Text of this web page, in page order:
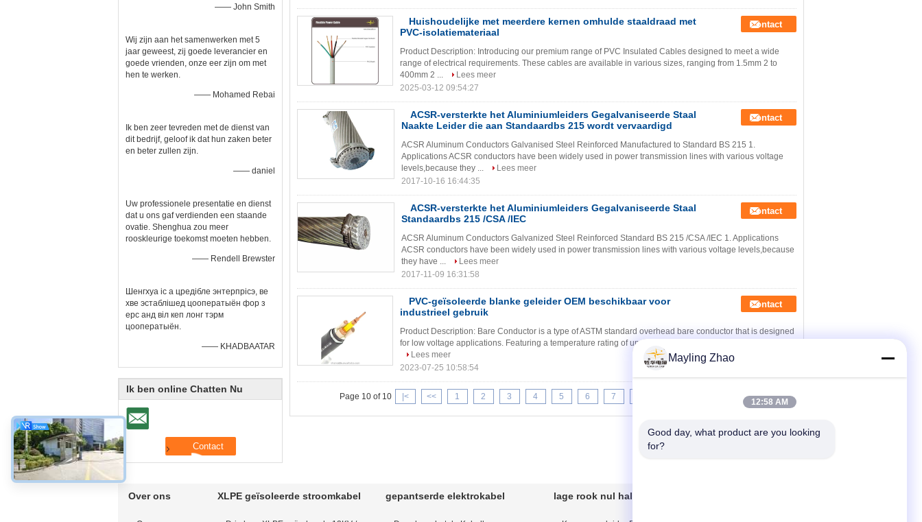
—— John Smith
Wij zijn aan het samenwerken met 5
jaar geweest, zij goede leverancier en
goede vrienden, onze eer zijn om met
hen te werken.
—— Mohamed Rebai
Ik ben zeer tevreden met de dienst van
dit bedrijf, geloof ik dat hun zaken beter
en beter zullen zijn.
—— daniel
Uw professionele presentatie en dienst
dat u ons gaf verdienden een staande
ovatie. Shenghua zou meer
rooskleurige toekomst moeten hebben.
—— Rendell Brewster
Шенгхуа іс а цредібле энтерпрісэ, ве
хве эстаблішед цооператыён фор з
ерс анд віл кеп лонг тэрм
цооператыён.
—— KHADBAATAR
Ik ben online Chatten Nu
Huishoudelijke met meerdere kernen omhulde staaldraad met
PVC-isolatiemateriaal
Contact
Product Description: Introducing our premium range of PVC Insulated Cables designed to meet a wide
range of electrical requirements. These cables are available in various sizes, ranging from 1.5mm 2 to
400mm 2 ...
Lees meer
2025-03-12 09:54:27
ACSR-versterkte het Aluminiumleiders Gegalvaniseerde Staal
Naakte Leider die aan Standaardbs 215 wordt vervaardigd
Contact
ACSR Aluminum Conductors Galvanised Steel Reinforced Manufactured to Standard BS 215 1.
Applications ACSR conductors have been widely used in power transmission lines with various voltage
levels,because they ...
Lees meer
2017-10-16 16:44:35
ACSR-versterkte het Aluminiumleiders Gegalvaniseerde Staal
Standaardbs 215 /CSA /IEC
Contact
ACSR Aluminum Conductors Galvanized Steel Reinforced Standard BS 215 /CSA /IEC 1. Applications
ACSR conductors have been widely used in power transmission lines with various voltage levels,because
they have ...
Lees meer
2017-11-09 16:31:58
PVC-geïsoleerde blanke geleider OEM beschikbaar voor
industrieel gebruik
Contact
Product Description: Bare Conductor is a type of ASTM standard overhead bare conductor that is designed
for low voltage applications. Featuring a temperature rating of up to 60℃, it is made from solid conductor ...
Lees meer
2023-07-25 10:58:54
Page 10 of 10 |< << 1 2 3 4 5 6 7 >|
Over ons XLPE geïsoleerde stroomkabel gepantserde elektrokabel lage rook nul halogeenkabel
Mayling Zhao
12:58 AM
Good day, what product are you looking
for?